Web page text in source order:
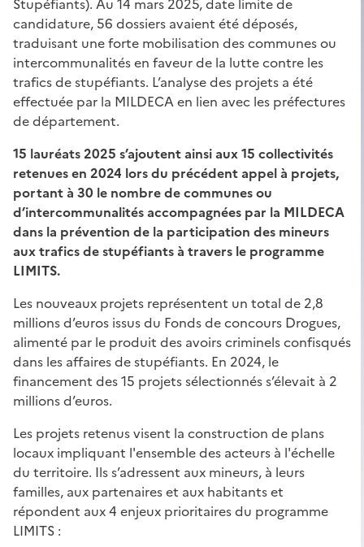
candidature, 56 dossiers avaient été déposés,
traduisant une forte mobilisation des communes ou
intercommunalités en faveur de la lutte contre les
trafics de stupéfiants. L’analyse des projets a été
effectuée par la MILDECA en lien avec les préfectures
de département.
15 lauréats 2025 s’ajoutent ainsi aux 15 collectivités
retenues en 2024 lors du précédent appel à projets,
portant à 30 le nombre de communes ou
d’intercommunalités accompagnées par la MILDECA
dans la prévention de la participation des mineurs
aux trafics de stupéfiants à travers le programme
LIMITS.
Les nouveaux projets représentent un total de 2,8
millions d’euros issus du Fonds de concours Drogues,
alimenté par le produit des avoirs criminels confisqués
dans les affaires de stupéfiants. En 2024, le
financement des 15 projets sélectionnés s’élevait à 2
millions d’euros.
Les projets retenus visent la construction de plans
locaux impliquant l'ensemble des acteurs à l'échelle
du territoire. Ils s’adressent aux mineurs, à leurs
familles, aux partenaires et aux habitants et
répondent aux 4 enjeux prioritaires du programme
LIMITS :